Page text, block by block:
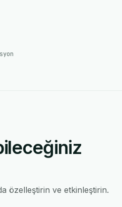
özelleştirin ve etkinleştirin.